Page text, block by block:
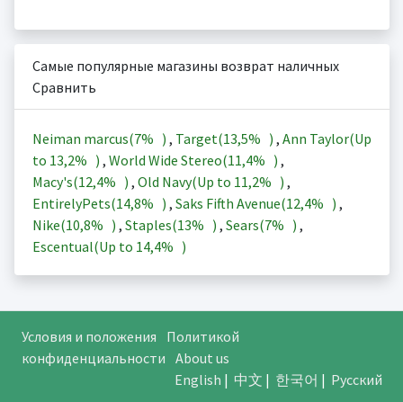
Самые популярные магазины возврат наличных
Сравнить
Neiman marcus(7% ) , Target(13,5% ) , Ann Taylor(Up
to 13,2% ) , World Wide Stereo(11,4% ) ,
Macy's(12,4% ) , Old Navy(Up to 11,2% ) ,
EntirelyPets(14,8% ) , Saks Fifth Avenue(12,4% ) ,
Nike(10,8% ) , Staples(13% ) , Sears(7% ) ,
Escentual(Up to 14,4% )
Условия и положения
Политикой
конфиденциальности About us
English | 中文 | 한국어 | Русский